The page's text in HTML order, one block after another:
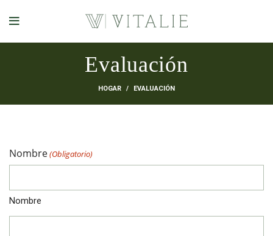
Evaluación
HOGAR EVALUACIÓN
Nombre(Obligatorio)
Nombre